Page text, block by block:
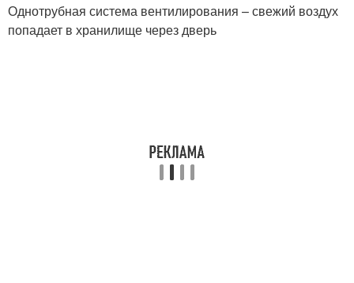
Однотрубная система вентилирования – свежий воздух
попадает в хранилище через дверь